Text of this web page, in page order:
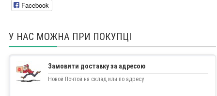
Facebook
У НАС МОЖНА ПРИ ПОКУПЦІ
Замовити доставку за адресою
Новой Почтой на склад или по адресу